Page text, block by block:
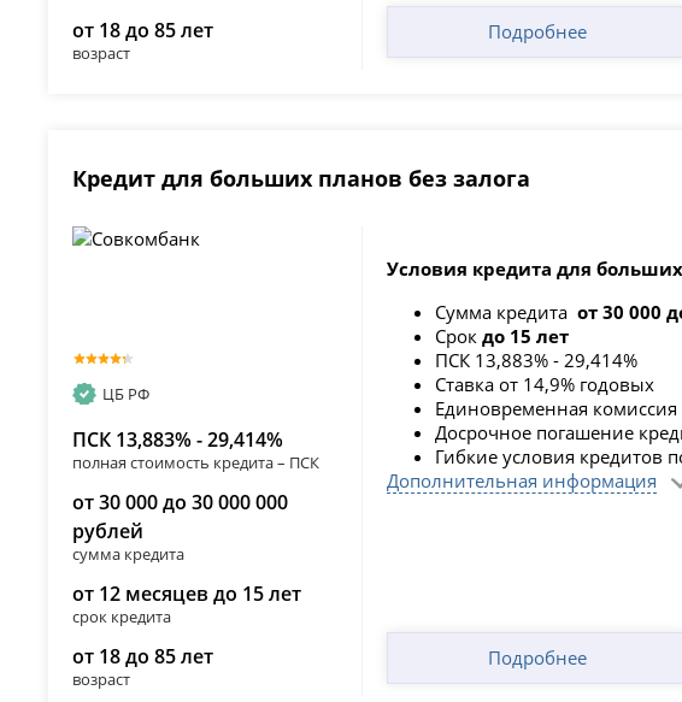
от 18 до 85 лет
возраст
Подробнее
Кредит для больших планов без залога
ЦБ РФ
ПСК 13,883% - 29,414%
полная стоимость кредита – ПСК
от 30 000 до 30 000 000
рублей
сумма кредита
от 12 месяцев до 15 лет
срок кредита
от 18 до 85 лет
возраст
Условия кредита для
Сумма кредита от 30 000
Срок до 15 лет
ПСК 13,883% - 29,414%
Ставка от 14,9% годовых
Единовременная комиссия
Досрочное погашение
Гибкие условия кредитов
Дополнительная информация
Подробнее